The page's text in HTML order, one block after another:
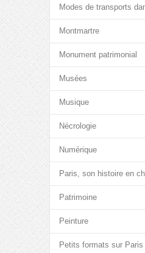
Modes de transports
Montmartre
Monument patrimonial
Musées
Musique
Nécrologie
Numérique
Paris, son histoire en
Patrimoine
Peinture
Petits formats sur Paris